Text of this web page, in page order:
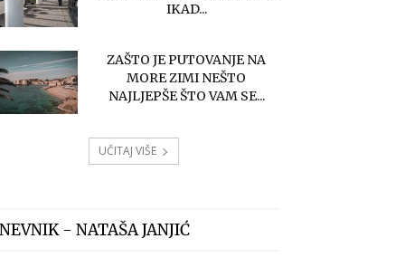
IKAD...
ZAŠTO JE PUTOVANJE NA
MORE ZIMI NEŠTO
NAJLJEPŠE ŠTO VAM SE...
UČITAJ VIŠE
- NATAŠA JANJIĆ